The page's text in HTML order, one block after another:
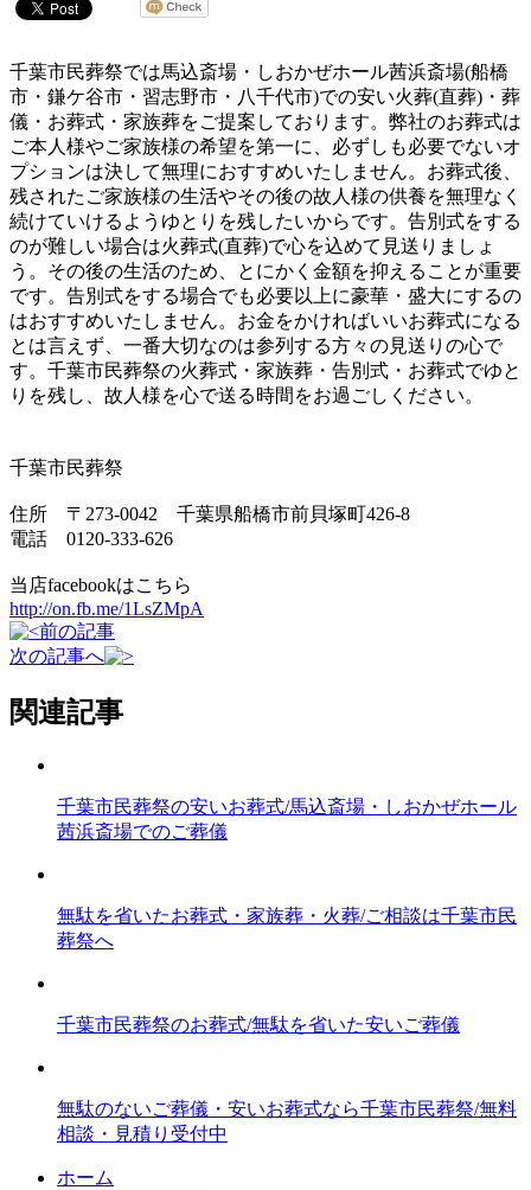
千葉市民葬祭では馬込斎場・しおかぜホール茜浜斎場(船橋
市・鎌ケ谷市・習志野市・八千代市)での安い火葬(直葬)・葬
儀・お葬式・家族葬をご提案しております。弊社のお葬式は
ご本人様やご家族様の希望を第一に、必ずしも必要でないオ
プションは決して無理におすすめいたしません。お葬式後、
残されたご家族様の生活やその後の故人様の供養を無理なく
続けていけるようゆとりを残したいからです。告別式をする
のが難しい場合は火葬式(直葬)で心を込めて見送りましょ
う。その後の生活のため、とにかく金額を抑えることが重要
です。告別式をする場合でも必要以上に豪華・盛大にするの
はおすすめいたしません。お金をかければいいお葬式になる
とは言えず、一番大切なのは参列する方々の見送りの心で
す。千葉市民葬祭の火葬式・家族葬・告別式・お葬式でゆと
りを残し、故人様を心で送る時間をお過ごしください。
千葉市民葬祭
住所 〒273-0042 千葉県船橋市前貝塚町426-8
電話 0120-333-626
当店facebookはこちら
http://on.fb.me/1LsZMpA
前の記事
次の記事へ
関連記事
千葉市民葬祭の安いお葬式/馬込斎場・しおかぜホール
茜浜斎場でのご葬儀
無駄を省いたお葬式・家族葬・火葬/ご相談は千葉市民
葬祭へ
千葉市民葬祭のお葬式/無駄を省いた安いご葬儀
無駄のないご葬儀・安いお葬式なら千葉市民葬祭/無料
相談・見積り受付中
ホーム